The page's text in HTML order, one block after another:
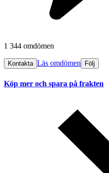
1 344 omdömen
Kontakta Läs omdömen Följ
Köp mer och spara på frakten